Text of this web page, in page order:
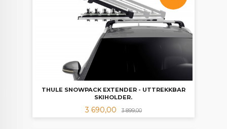
THULE SNOWPACK EXTENDER - UTTREKKBAR
SKIHOLDER.
Tilbud
3 690,00 3 899,00Rabatt